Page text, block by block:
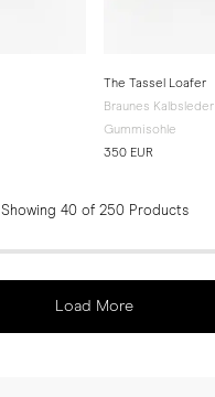
The Tassel Loafer
Braunes Kalbsleder
Gummisohle
350 EUR
Showing 40 of 250 Products
Load More